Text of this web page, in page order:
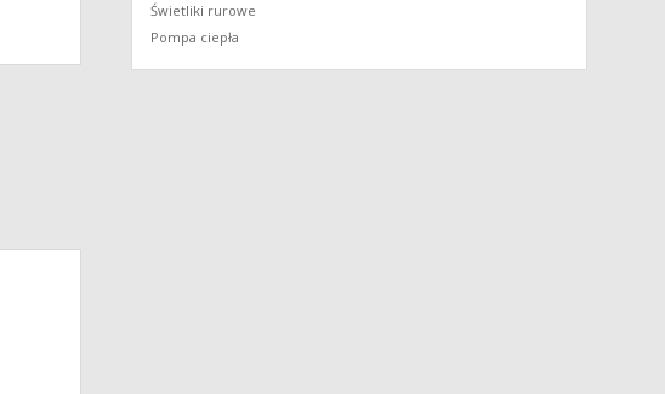
Świetliki rurowe
Pompa ciepła